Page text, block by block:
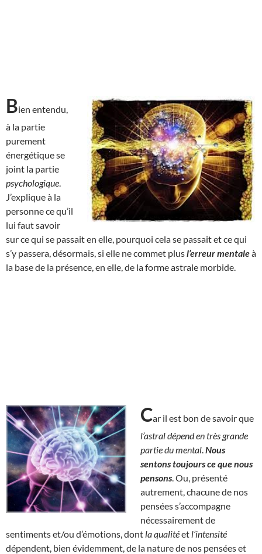
Bien entendu,
à la partie
purement
énergétique se
joint la partie
psychologique
J’explique à la
personne ce qu’il
lui faut savoir
sur ce qui se passait en elle, pourquoi cela se passait et ce qui
s’y passera, désormais, si elle ne commet plusl’erreur mentaleà
la base de la présence, en elle, de la forme astrale morbide.
Car il est bon de savoir que
l’astral dépend en très grande
partie du mental Nous
sentons toujours ce que nous
pensons . Ou, présenté
autrement, chacune de nos
pensées s’accompagne
nécessairement de
sentiments et/ou d’émotions, dont la qualitéet l’intensité
dépendent, bien évidemment, de la nature de nos pensées et